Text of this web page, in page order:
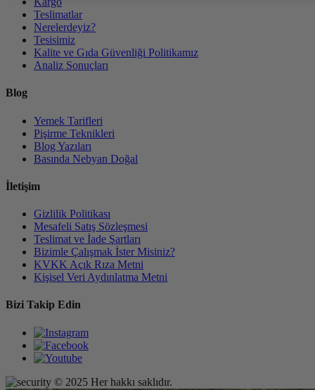
Teslimatlar
Nerelerdeyiz?
Tesisimiz
Kalite ve Gıda Güvenliği Politikamız
Analiz Sonuçları
Blog
Yemek Tarifleri
Pişirme Teknikleri
Blog Yazıları
Basında Nebyan Doğal
İletişim
Gizlilik Politikası
Mesafeli Satış Sözleşmesi
Teslimat ve İade Şartları
Bizimle Çalışmak İster Misiniz?
KVKK Açık Rıza Metni
Kişisel Veri Aydınlatma Metni
Bizi Takip Edin
© 2025 Her hakkı saklıdır.